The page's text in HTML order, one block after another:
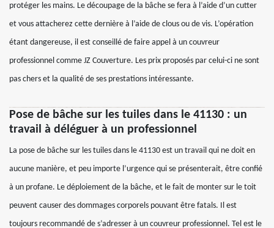
protéger les mains. Le découpage de la bâche se fera à l’aide d’un cutter
et vous attacherez cette dernière à l’aide de clous ou de vis. L’opération
étant dangereuse, il est conseillé de faire appel à un couvreur
professionnel comme JZ Couverture. Les prix proposés par celui-ci ne sont
pas chers et la qualité de ses prestations intéressante.
Pose de bâche sur les tuiles dans le 41130 : un
travail à déléguer à un professionnel
La pose de bâche sur les tuiles dans le 41130 est un travail qui ne doit en
aucune manière, et peu importe l’urgence qui se présenterait, être confié
à un profane. Le déploiement de la bâche, et le fait de monter sur le toit
peuvent causer des dommages corporels pouvant être fatals. Il est
toujours recommandé de s’adresser à un couvreur professionnel. Tel est le